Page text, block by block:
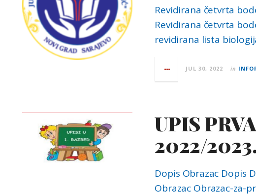
Revidirana četvrta
Revidirana četvrta
revidirana lista
JUL 30, 2022 in
UPIS
2022/
Dopis Obrazac Dopis
Obrazac Obrazac-za-